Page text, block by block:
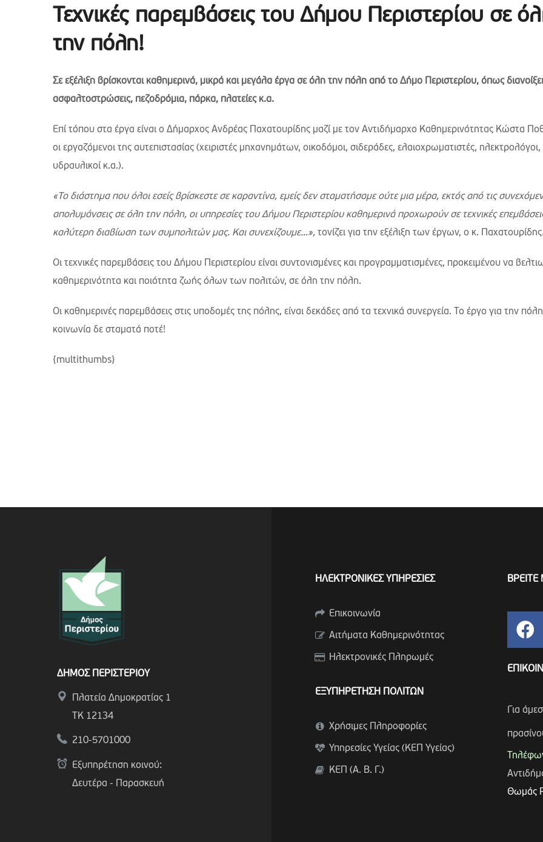
Τεχνικές παρεμβάσεις του Δήμου Περιστερίου σε
την πόλη!
Σε εξέλιξη βρίσκονται καθημερινά, μικρά και μεγάλα έργα σε όλη την πόλη από το Δήμο Περιστερίου, όπως
ασφαλτοστρώσεις, πεζοδρόμια, πάρκα, πλατείες κ.α.
Επί τόπου στα έργα είναι ο Δήμαρχος Ανδρέας Παχατουρίδης μαζί με τον Αντιδήμαρχο Καθημερινότητας Κώστα
οι εργαζόμενοι της αυτεπιστασίας (χειριστές μηχανημάτων, οικοδόμοι, σιδεράδες, ελαιοχρωματιστές, ηλεκτρολόγοι,
υδραυλικοί κ.α.).
«Το διάστημα που όλοι εσείς βρίσκεστε σε καραντίνα, εμείς δεν σταματήσαμε ούτε μια μέρα, εκτός από τις
απολυμάνσεις σε όλη την πόλη, οι υπηρεσίες του Δήμου Περιστερίου καθημερινά προχωρούν σε τεχνικές
καλύτερη διαβίωση των συμπολιτών μας. Και συνεχίζουμε…», τονίζει για την εξέλιξη των έργων, ο κ. Παχατουρίδης.
Οι τεχνικές παρεμβάσεις του Δήμου Περιστερίου είναι συντονισμένες και προγραμματισμένες, προκειμένου να
καθημερινότητα και ποιότητα ζωής όλων των πολιτών, σε όλη την πόλη.
Οι καθημερινές παρεμβάσεις στις υποδομές της πόλης, είναι δεκάδες από τα τεχνικά συνεργεία. Το έργο για την
κοινωνία δε σταματά ποτέ!
{multithumbs}
ΔΗΜΟΣ ΠΕΡΙΣΤΕΡΙΟΥ
Πλατεία Δημοκρατίας 1
ΤΚ 12134
210-5701000
Εξυπηρέτηση κοινού:
Δευτέρα - Παρασκευή
ΗΛΕΚΤΡΟΝΙΚΕΣ ΥΠΗΡΕΣΙΕΣ
Επικοινωνία
Αιτήματα Καθημερινότητας
Ηλεκτρονικές Πληρωμές
ΕΞΥΠΗΡΕΤΗΣΗ ΠΟΛΙΤΩΝ
Χρήσιμες Πληροφορίες
Υπηρεσίες Υγείας (ΚΕΠ Υγείας)
ΚΕΠ (Α. Β. Γ.)
ΒΡΕΙΤΕ
Για
Θωμάς